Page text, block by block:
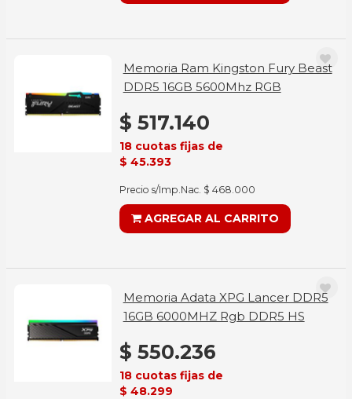
Memoria Ram Kingston Fury Beast
DDR5 16GB 5600Mhz RGB
$ 517.140
18 cuotas fijas de
$ 45.393
Precio s/Imp.Nac. $ 468.000
AGREGAR AL CARRITO
Memoria Adata XPG Lancer DDR5
16GB 6000MHZ Rgb DDR5 HS
$ 550.236
18 cuotas fijas de
$ 48.299